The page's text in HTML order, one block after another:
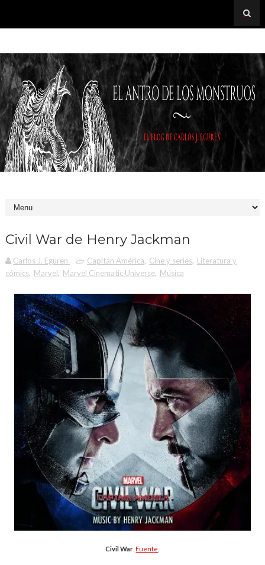
Civil War de Henry Jackman
Carlos J. Eguren Capitán América, Cine y series, Literatura y
cómics, Marvel, Marvel Cinematic Universe, Música
Civil War .Fuente